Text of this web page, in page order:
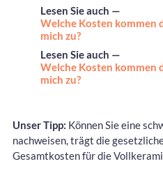
Lesen Sie auch —
Welche Kosten kommen
mich zu?
Lesen Sie auch —
Welche Kosten kommen
mich zu?
Unser Tipp: Können Sie eine
nachweisen, trägt die
Gesamtkosten für die